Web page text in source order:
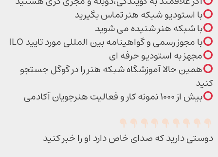
با استودیو شبکه هنر تماس بگیرید
با شبکه هنر شنیده می شوید
با مجوز رسمی و گواهینامه بین المللی مورد تایید ILO
مجهز به استودیو حرفه ای
همین حالا آموزشگاه شبکه هنر را در گوگل جستجو
کنید
بیش از ۱۰۰۰ نمونه کار و فعالیت هنرجویان آکادمی
دوستی دارید که صدای خاص دارد او را خبر کنید